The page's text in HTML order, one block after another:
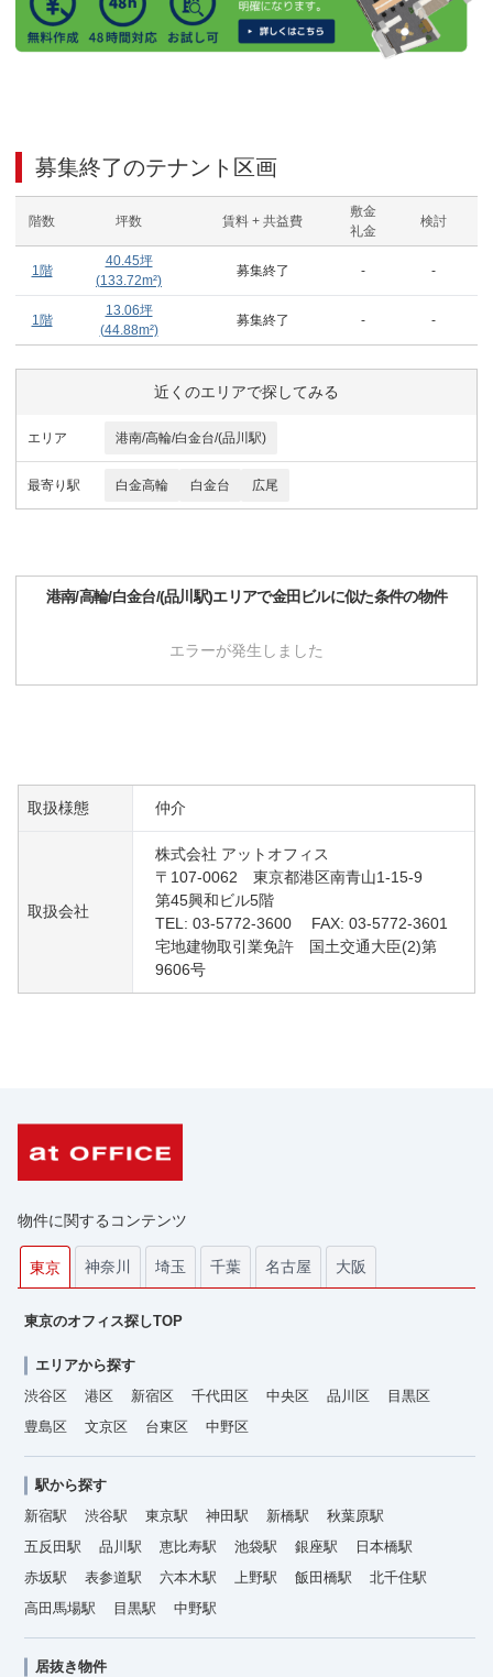
募集終了のテナント区画
階数 坪数 賃料 + 共益費
敷金
礼金
検討
1階
40.45坪
(133.72m²)
募集終了 - -
1階
13.06坪
(44.88m²)
募集終了 - -
近くのエリアで探してみる
エリア 港南/高輪/白金台/(品川駅)
最寄り駅 白金高輪 白金台 広尾
港南/高輪/白金台/(品川駅)エリアで金田ビルに似た条件の物件
エラーが発生しました
取扱様態 仲介
取扱会社
株式会社 アットオフィス
〒107-0062 東京都港区南青山1-15-9
第45興和ビル5階
TEL: 03-5772-3600 FAX: 03-5772-3601
宅地建物取引業免許 国土交通大臣(2)第
9606号
物件に関するコンテンツ
東京 神奈川 埼玉 千葉 名古屋 大阪
東京のオフィス探しTOP
エリアから探す
渋谷区
港区 新宿区 千代田区 中央区 品川区
目黒区
豊島区
文京区 台東区 中野区
駅から探す
新宿駅
渋谷駅 東京駅 神田駅 新橋駅
秋葉原駅
五反田駅
品川駅 恵比寿駅 池袋駅 銀座駅
日本橋駅
赤坂駅
表参道駅 六本木駅 上野駅 飯田橋駅
北千住駅
高田馬場駅
目黒駅 中野駅
居抜き物件